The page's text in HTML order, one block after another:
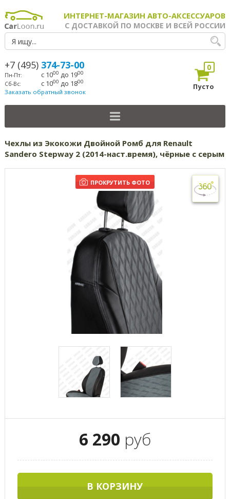
ИНТЕРНЕТ-МАГАЗИН АВТО-АКСЕССУАРОВ
С ДОСТАВКОЙ ПО МОСКВЕ И ВСЕЙ РОССИИ
+7 (495) 374-73-00
Пн-Пт: с 1000 до 1900
Сб-Вс: с 1000 до 1800
Заказать обратный звонок
0
Пусто
Чехлы из Экокожи Двойной Ромб для Renault
Sandero Stepway 2 (2014-наст.время), чёрные с серым
ПРОКРУТИТЬ ФОТО
6 290 руб
В КОРЗИНУ